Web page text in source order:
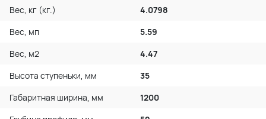
Вес, кг (кг.)
4.0798
Вес, мп
5.59
Вес, м2
4.47
Высота ступеньки, мм
35
Габаритная ширина, мм
1200